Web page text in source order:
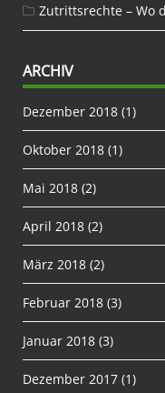
Zutrittsrechte – Wo
ARCHIV
Dezember 2018 (1)
Oktober 2018 (1)
Mai 2018 (2)
April 2018 (2)
März 2018 (2)
Februar 2018 (3)
Januar 2018 (3)
Dezember 2017 (1)